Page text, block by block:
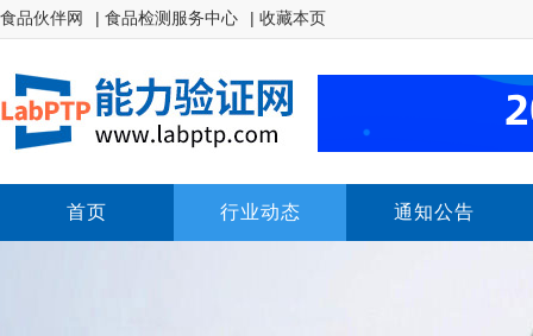
食品伙伴网 | 食品检测服务中心 | 收藏本页
首页 行业动态 通知公告